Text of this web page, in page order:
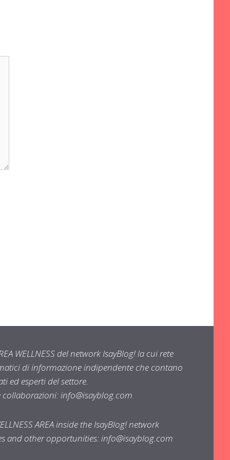
WELLNESS del network IsayBlog! la cui rete
di informazione indipendente che contano
ed esperti del settore.
collaborazioni:info@isayblog.com
AREA inside the IsayBlog! network
and other opportunities:info@isayblog.com